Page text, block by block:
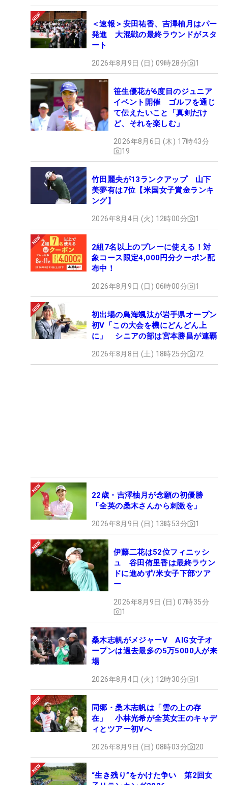
＜速報＞安田祐香、吉澤柚月はパー
発進 大混戦の最終ラウンドがスタ
ート
2026年8月9日 (日) 09時28分 1
笹生優花が6度目のジュニア
イベント開催 ゴルフを通じ
て伝えたいこと「真剣だけ
ど、それを楽しむ」
2026年8月6日 (木) 17時43分
19
竹田麗央が13ランクアップ 山下
美夢有は7位【米国女子賞金ランキ
ング】
2026年8月4日 (火) 12時00分 1
2組7名以上のプレーに使える！対
象コース限定4,000円分クーポン配
布中！
2026年8月9日 (日) 06時00分 1
初出場の鳥海颯汰が岩手県オープン
初V「この大会を機にどんどん上
に」 シニアの部は宮本勝昌が連覇
2026年8月8日 (土) 18時25分 72
22歳・吉澤柚月が念願の初優勝
「全英の桑木さんから刺激を」
2026年8月9日 (日) 13時53分 1
伊藤二花は52位フィニッシ
ュ 谷田侑里香は最終ラウン
ドに進めず/米女子下部ツア
ー
2026年8月9日 (日) 07時35分
1
桑木志帆がメジャーV AIG女子オ
ープンは過去最多の5万5000人が来
場
2026年8月4日 (火) 12時30分 1
同郷・桑木志帆は「雲の上の存
在」 小林光希が全英女王のキャデ
ィとツアー初Vへ
2026年8月9日 (日) 08時03分 20
“生き残り”をかけた争い 第2回女